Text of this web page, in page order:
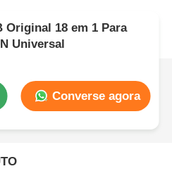
Original 18 em 1 Para
Universal
Converse agora